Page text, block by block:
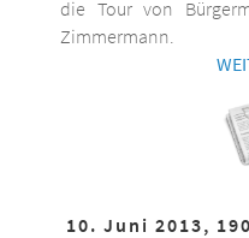
die Tour von
Zimmermann.
10. Juni 2013,